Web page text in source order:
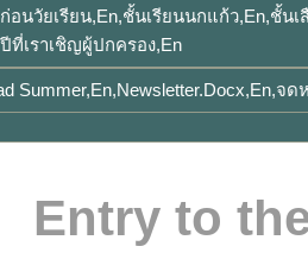
อนวัยเรียน,en,ชั้นเรียนนกแก้ว,en,ชั้
ที่เราเชิญผู้ปกครอง,en
Summer,en,Newsletter.docx,en,จ
Entry to